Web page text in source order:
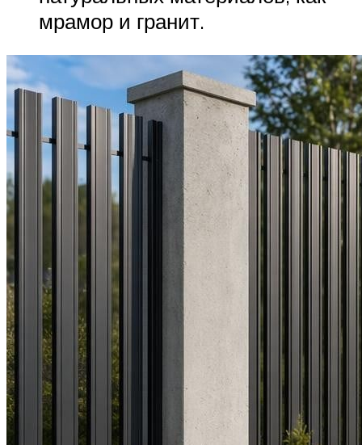
мрамор и гранит.